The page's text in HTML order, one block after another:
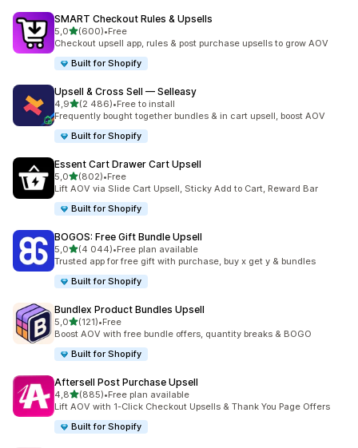
SMART Checkout Rules & Upsells
5,0/ 5 tähteä
(600)
600 arvostelua yhteensä
•Free
Checkout upsell app, rules & post purchase upsells to grow AOV
Built for Shopify
Upsell & Cross Sell — Selleasy
4,9/ 5 tähteä
(2 486)
2486 arvostelua yhteensä
•Free to install
Frequently bought together bundles & in cart upsell, boost AOV
Built for Shopify
Essent Cart Drawer Cart Upsell
5,0/ 5 tähteä
(802)
802 arvostelua yhteensä
•Free
Lift AOV via Slide Cart Upsell, Sticky Add to Cart, Reward Bar
Built for Shopify
BOGOS: Free Gift Bundle Upsell
5,0/ 5 tähteä
(4 044)
4044 arvostelua yhteensä
•Free plan available
Trusted app for free gift with purchase, buy x get y & bundles
Built for Shopify
Bundlex Product Bundles Upsell
5,0/ 5 tähteä
(121)
121 arvostelua yhteensä
•Free
Boost AOV with free bundle offers, quantity breaks & BOGO
Built for Shopify
Aftersell Post Purchase Upsell
4,8/ 5 tähteä
(885)
885 arvostelua yhteensä
•Free plan available
Lift AOV with 1-Click Checkout Upsells & Thank You Page Offers
Built for Shopify